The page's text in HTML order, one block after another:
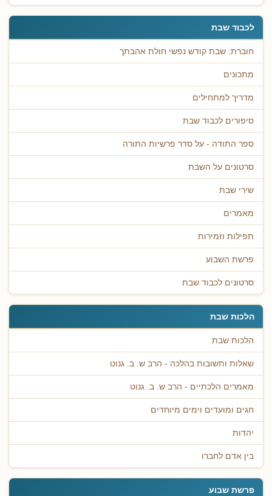
לכבוד שבת
חוברת: שבת קודש נפשי חולת אהבתך
מתכונים
מדריך למתחילים
סיפורים לכבוד שבת
ספר התודה - על סדר פרשיות התורה
סרטונים על השבת
שירי שבת
מאמרים
תפילות וזמירות
פרשת השבוע
סרטונים לכבוד שבת
הלכות שבת
הלכות שבת
שאלות ותשובות בהלכה - הרב ש. ב. גנוט
מאמרים הלכתיים - הרב ש. ב. גנוט
חגים ומועדים וימים מיוחדים
יהדות
בין אדם לחברו
פרשת שבוע